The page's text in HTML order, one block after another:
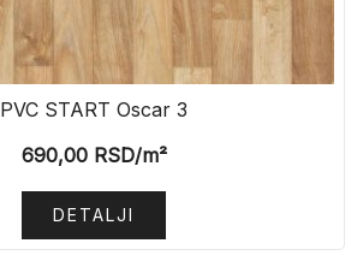
PVC START Oscar 3
690,00RSD/m²
DETALJI